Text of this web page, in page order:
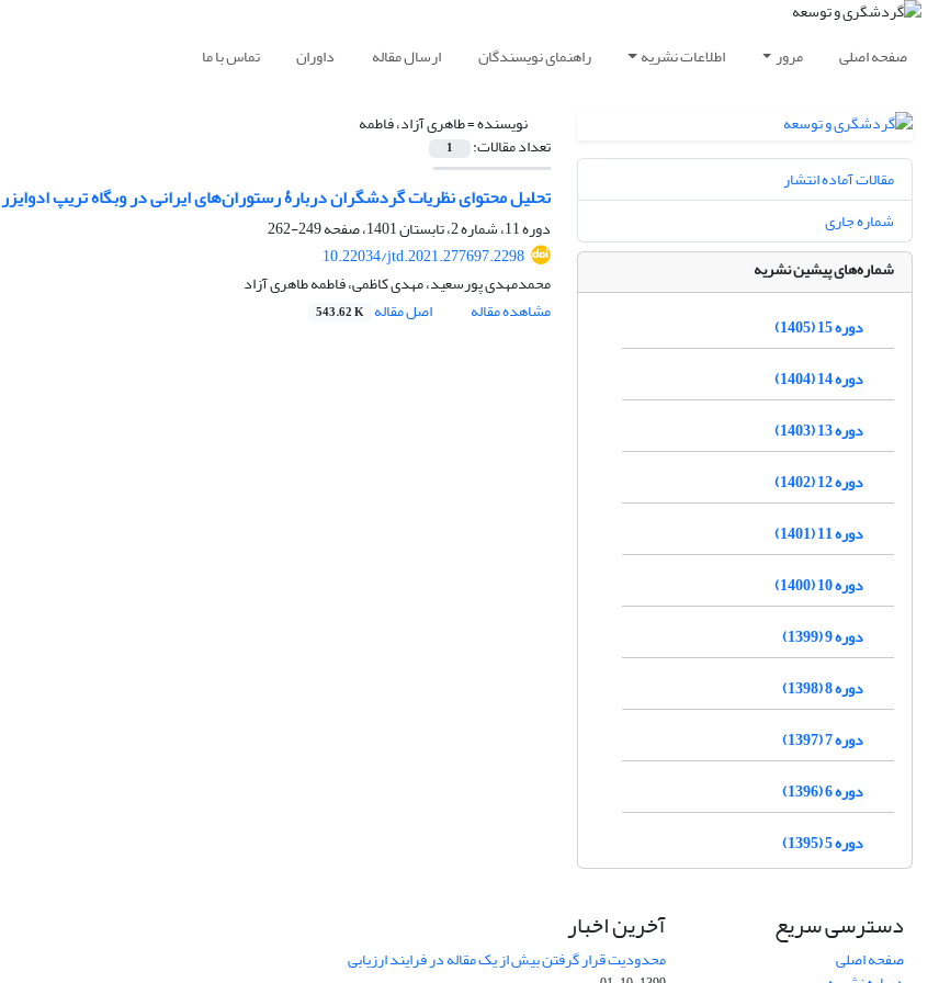
صفحه اصلی مرور اطلاعات نشریه راهنمای نویسندگان ارسال مقاله داوران تماس با ما
نویسنده =طاهری آزاد، فاطمه
تعداد مقالات: 1
تحلیل محتوای نظریات گردشگران دربارۀ رستوران‌های ایرانی در وبگاه تریپ ادوایزر
دوره 11، شماره 2، تابستان 1401، صفحه
249-262
10.22034/jtd.2021.277697.2298
محمدمهدی پورسعید، مهدی کاظمی، فاطمه طاهری آزاد
مشاهده مقاله
اصل مقاله 543.62 K
مقالات آماده انتشار
شماره جاری
شماره‌های پیشین نشریه
دوره 15 (1405)
دوره 14 (1404)
دوره 13 (1403)
دوره 12 (1402)
دوره 11 (1401)
دوره 10 (1400)
دوره 9 (1399)
دوره 8 (1398)
دوره 7 (1397)
دوره 6 (1396)
دوره 5 (1395)
دسترسی سریع
صفحه اصلی
آخرین اخبار
محدودیت قرار گرفتن بیش از یک مقاله در فرایند ارزیابی